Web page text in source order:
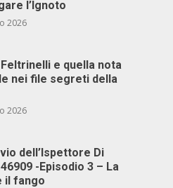
l’Ignoto
2026
e quella nota
nei file segreti della
2026
dell’Ispettore Di
-Episodio 3 – La
il fango